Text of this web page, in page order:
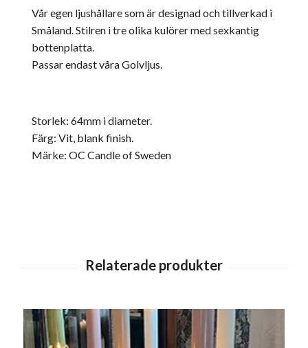
Vår egen ljushållare som är designad och tillverkad i
Småland. Stilren i tre olika kulörer med sexkantig
bottenplatta.
Passar endast våra Golvljus.
Storlek: 64mm i diameter.
Färg: Vit, blank finish.
Märke: OC Candle of Sweden